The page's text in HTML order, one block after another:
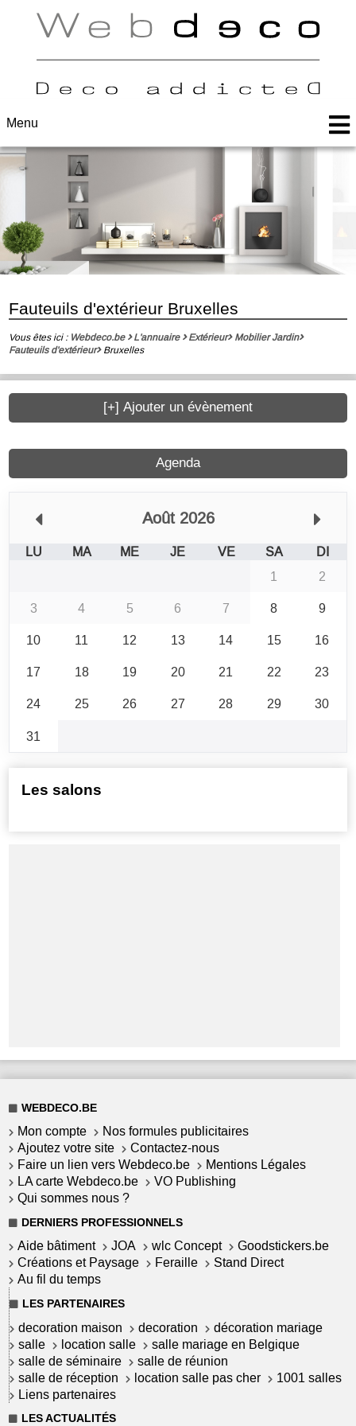
Menu
Fauteuils d'extérieur Bruxelles
Vous êtes ici : Webdeco.be L'annuaire Extérieur
Mobilier Jardin
Fauteuils d'extérieur
Bruxelles
Agenda
Août 2026
LU MA ME JE VE SA
DI
1
2
3
4 5 6 7 8
9
10
11 12 13 14 15
16
17
18 19 20 21 22
23
24
25 26 27 28 29
30
31
[+] Ajouter un évènement
Les salons
WEBDECO.BE
Mon compte
Nos formules publicitaires
Ajoutez votre site
Contactez-nous
Faire un lien vers Webdeco.be
Mentions Légales
LA carte Webdeco.be
VO Publishing
Qui sommes nous ?
DERNIERS PROFESSIONNELS
Aide bâtiment JOA wlc Concept
Goodstickers.be
Créations et Paysage
Feraille
Stand Direct
Au fil du temps
LES PARTENAIRES
decoration maison decoration
décoration mariage
salle
location salle
salle mariage en Belgique
salle de séminaire
salle de réunion
salle de réception
location salle pas cher
1001 salles
Liens partenaires
LES ACTUALITÉS